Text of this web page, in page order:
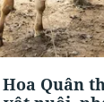
Hoa Quân